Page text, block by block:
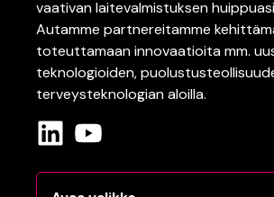
vaativanlaitevalmistuksen
Autamme partnereitamme
toteuttamaan innovaatioita mm.
teknologioiden,
terveysteknologianaloilla.